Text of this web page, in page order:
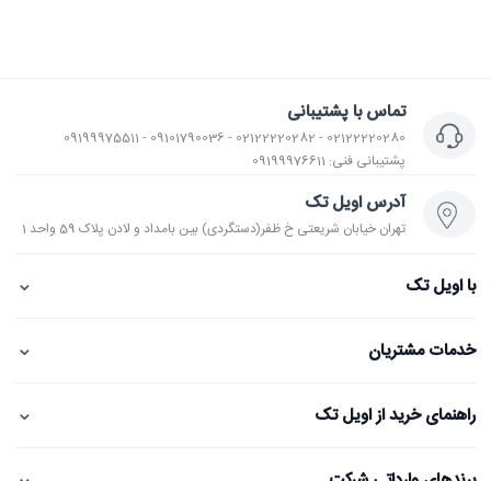
تماس با پشتیبانی
02122220280 - 02122220282 - 09101790036 - 09199975511
پشتیبانی فنی: 09199976611
آدرس اویل تک
تهران خیابان شریعتی خ ظفر(دستگردی) بین بامداد و لادن پلاک 59 واحد 1
با اویل تک ⌄
خدمات مشتریان ⌄
راهنمای خرید از اویل تک ⌄